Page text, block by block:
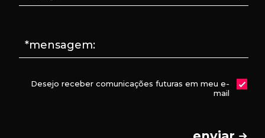
*mensagem:
Desejo receber comunicações futuras em meu e-
mail